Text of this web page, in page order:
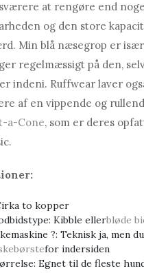
at rengøre end
og den store
Min blå næsegrop er
regelmæssigt på den,
indeni. Ruffwear laver
af en vippende og
a-Cone, som er deres
to kopper
Kibble ellerbløde
?: Teknisk ja, men
for indersiden
Egnet til de fleste